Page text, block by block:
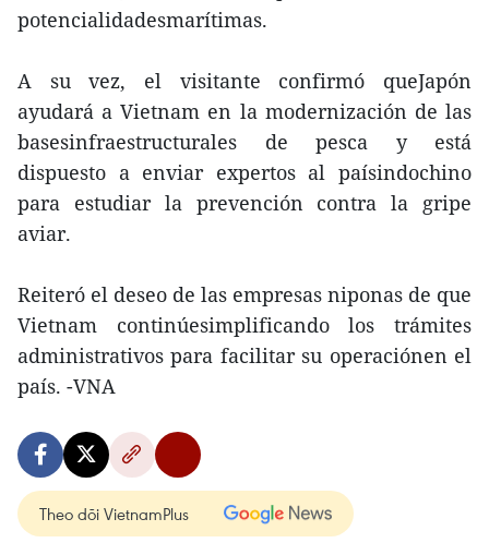
potencialidadesmarítimas.
A su vez, el visitante confirmó queJapón
ayudará a Vietnam en la modernización de las
basesinfraestructurales de pesca y está
dispuesto a enviar expertos al paísindochino
para estudiar la prevención contra la gripe
aviar.
Reiteró el deseo de las empresas niponas de que
Vietnam continúesimplificando los trámites
administrativos para facilitar su operaciónen el
país. -VNA
Theo dõi VietnamPlus